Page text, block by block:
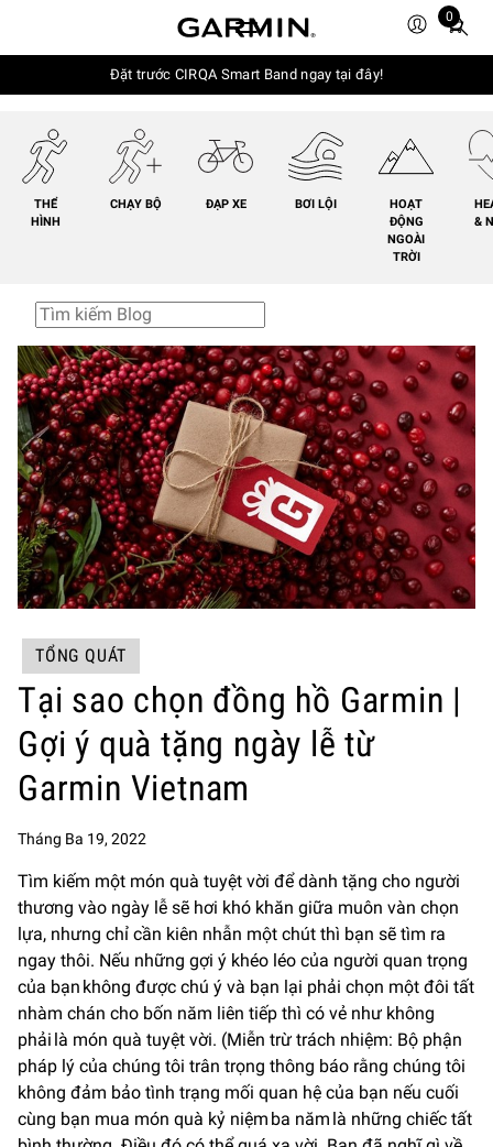
0
Total
cart:
Đặt trước CIRQA Smart Band ngay tại đây!
THỂ
HÌNH
CHẠY BỘ ĐẠP XE BƠI LỘI
HOẠT
ĐỘNG
NGOÀI
TRỜI
&
TỔNG QUÁT
Tại sao chọn đồng hồ Garmin |
Gợi ý quà tặng ngày lễ từ
Garmin Vietnam
Tháng Ba 19, 2022
Tìm kiếm một món quà tuyệt vời để dành tặng cho người
thương vào ngày lễ sẽ hơi khó khăn giữa muôn vàn chọn
lựa, nhưng chỉ cần kiên nhẫn một chút thì bạn sẽ tìm ra
ngay thôi. Nếu những gợi ý khéo léo của người quan trọng
của bạn không được chú ý và bạn lại phải chọn một đôi tất
nhàm chán cho bốn năm liên tiếp thì có vẻ như không
phải là món quà tuyệt vời. (Miễn trừ trách nhiệm: Bộ phận
pháp lý của chúng tôi trân trọng thông báo rằng chúng tôi
không đảm bảo tình trạng mối quan hệ của bạn nếu cuối
cùng bạn mua món quà kỷ niệm ba năm là những chiếc tất